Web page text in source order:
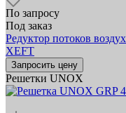
По запросу
Под заказ
Редуктор потоков
XEFT
Запросить цену
Решетки UNOX